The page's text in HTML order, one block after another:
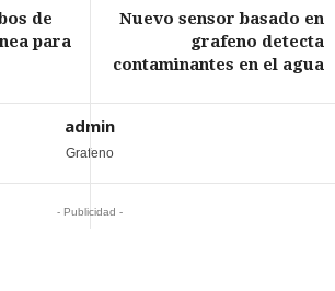
de
para
Nuevo sensor basado en
grafeno detecta
contaminantes en el agua
admin
Grafeno
- Publicidad -